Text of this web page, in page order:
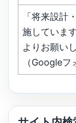
「将来設計
施していま
よりお願い
（Googleフ